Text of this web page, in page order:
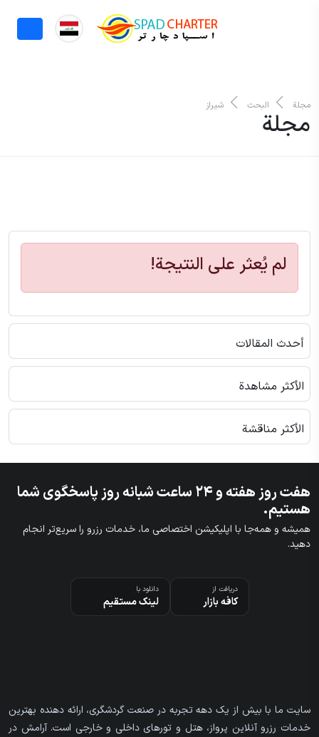
مجلة البحث شیراز
مجلة
لم يُعثر على النتيجة!
أحدث المقالات
الأكثر مشاهدة
الأكثر مناقشة
هفت روز هفته و ۲۴ ساعت شبانه روز پاسخگوی شما
هستیم.
همیشه و همه‌جا با اپلیکیشن اختصاصی ما، خدمات رزرو را سریع‌تر انجام
دهید.
دریافت از
کافه بازار
دانلود با
لینک مستقیم
سایت ما با بیش از یک دهه تجربه در صنعت گردشگری، ارائه دهنده بهترین
خدمات رزرو آنلاین پرواز، هتل و تورهای داخلی و خارجی است. آرامش در